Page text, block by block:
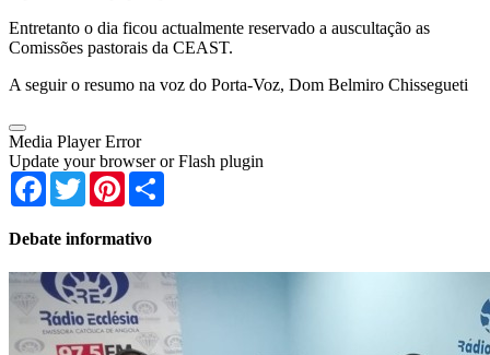
Entretanto o dia ficou actualmente reservado a auscultação as
Comissões pastorais da CEAST.
A seguir o resumo na voz do Porta-Voz, Dom Belmiro Chissegueti
Media Player Error
Update your browser or Flash plugin
Facebook
TwitterPinterest
Debate informativo